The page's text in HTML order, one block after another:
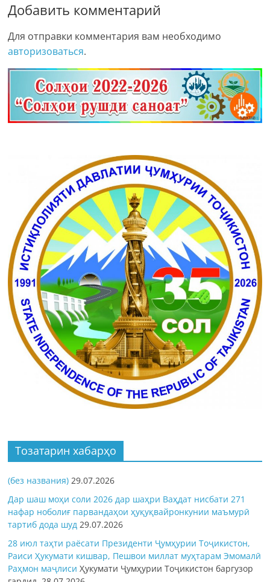
Добавить комментарий
Для отправки комментария вам необходимо
авторизоваться.
Тозатарин хабарҳо
(без названия) 29.07.2026
Дар шаш моҳи соли 2026 дар шаҳри Ваҳдат нисбати 271
нафар ноболиғ парвандаҳои ҳуқуқвайронкунии маъмурӣ
тартиб дода шуд 29.07.2026
28 июл таҳти раёсати Президенти Ҷумҳурии Тоҷикистон,
Раиси Ҳукумати кишвар, Пешвои миллат муҳтарам Эмомалӣ
Раҳмон маҷлисиҲукумати Ҷумҳурии Тоҷикистон баргузор